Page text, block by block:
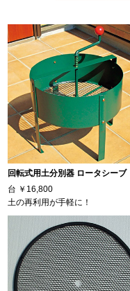
回転式用土分別器 ロータシーブ
台 ￥16,800
土の再利用が手軽に！